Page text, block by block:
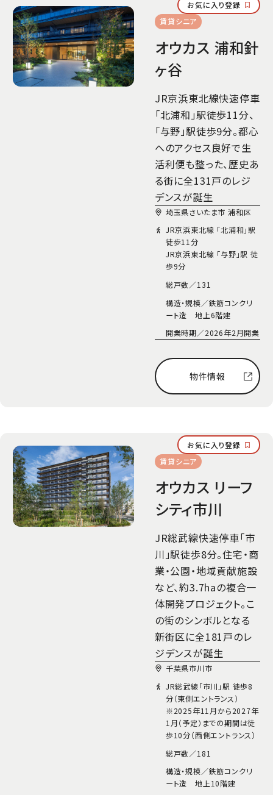
賃貸シニア
お気に入り登録
オウカス 浦和針
ヶ谷
JR京浜東北線快速停車
「北浦和」駅徒歩11分、
「与野」駅徒歩9分。都心
へのアクセス良好で生
活利便も整った、歴史あ
る街に全131戸のレジ
デンスが誕生
埼玉県さいたま市 浦和区
JR京浜東北線 「北浦和」駅
徒歩11分
JR京浜東北線 「与野」駅 徒
歩9分
総戸数／131
構造・規模／鉄筋コンクリ
ート造 地上6階建
開業時期／2026年2月開業
物件情報
賃貸シニア
お気に入り登録
オウカス リーフ
シティ市川
JR総武線快速停車「市
川」駅徒歩8分。住宅・商
業・公園・地域貢献施設
など、約3.7haの複合一
体開発プロジェクト。こ
の街のシンボルとなる
新街区に全181戸のレ
ジデンスが誕生
千葉県市川市
JR総武線「市川」駅 徒歩8
分（東側エントランス）
※2025年11月から2027年
1月（予定）までの期間は徒
歩10分（西側エントランス）
総戸数／181
構造・規模／鉄筋コンクリ
ート造 地上10階建